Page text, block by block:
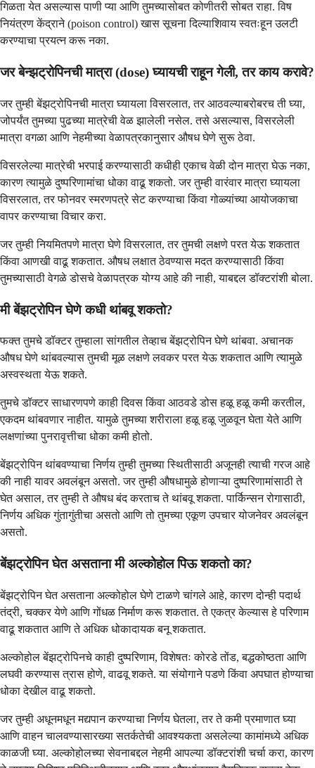
गिळता येत असल्यास पाणी प्या आणि तुमच्यासोबत कोणीतरी सोबत राहा. विष
नियंत्रण केंद्राने (poison control) खास सूचना दिल्याशिवाय स्वतःहून उलटी
करण्याचा प्रयत्न करू नका.
जर बेन्झट्रोपिनची मात्रा (dose) घ्यायची राहून गेली, तर काय करावे?
जर तुम्ही बेंझट्रोपिनची मात्रा घ्यायला विसरलात, तर आठवल्याबरोबरच ती घ्या,
जोपर्यंत तुमच्या पुढच्या मात्रेची वेळ झालेली नसेल. तसे असल्यास, विसरलेली
मात्रा वगळा आणि नेहमीच्या वेळापत्रकानुसार औषध घेणे सुरू ठेवा.
विसरलेल्या मात्रेची भरपाई करण्यासाठी कधीही एकाच वेळी दोन मात्रा घेऊ नका,
कारण त्यामुळे दुष्परिणामांचा धोका वाढू शकतो. जर तुम्ही वारंवार मात्रा घ्यायला
विसरलात, तर फोनवर स्मरणपत्रे सेट करण्याचा किंवा गोळ्यांच्या आयोजकाचा
वापर करण्याचा विचार करा.
जर तुम्ही नियमितपणे मात्रा घेणे विसरलात, तर तुमची लक्षणे परत येऊ शकतात
किंवा आणखी वाढू शकतात. औषध लक्षात ठेवण्यास मदत करण्यासाठी किंवा
तुमच्यासाठी वेगळे डोसचे वेळापत्रक योग्य आहे की नाही, याबद्दल डॉक्टरांशी बोला.
मी बेंझट्रोपिन घेणे कधी थांबवू शकतो?
फक्त तुमचे डॉक्टर तुम्हाला सांगतील तेव्हाच बेंझट्रोपिन घेणे थांबवा. अचानक
औषध घेणे थांबवल्यास तुमची मूळ लक्षणे लवकर परत येऊ शकतात आणि त्यामुळे
अस्वस्थता येऊ शकते.
तुमचे डॉक्टर साधारणपणे काही दिवस किंवा आठवडे डोस हळू हळू कमी करतील,
एकदम थांबवणार नाहीत. यामुळे तुमच्या शरीराला हळू हळू जुळवून घेता येते आणि
लक्षणांच्या पुनरावृत्तीचा धोका कमी होतो.
बेंझट्रोपिन थांबवण्याचा निर्णय तुम्ही तुमच्या स्थितीसाठी अजूनही त्याची गरज आहे
की नाही यावर अवलंबून असतो. जर तुम्ही औषधामुळे होणाऱ्या दुष्परिणामांसाठी ते
घेत असाल, तर तुम्ही ते औषध बंद करताच ते थांबवू शकता. पार्किन्सन रोगासाठी,
निर्णय अधिक गुंतागुंतीचा असतो आणि तो तुमच्या एकूण उपचार योजनेवर अवलंबून
असतो.
बेंझट्रोपिन घेत असताना मी अल्कोहोल पिऊ शकतो का?
बेंझट्रोपिन घेत असताना अल्कोहोल घेणे टाळणे चांगले आहे, कारण दोन्ही पदार्थ
तंद्री, चक्कर येणे आणि गोंधळ निर्माण करू शकतात. ते एकत्र केल्यास हे परिणाम
वाढू शकतात आणि ते अधिक धोकादायक बनू शकतात.
अल्कोहोल बेंझट्रोपिनचे काही दुष्परिणाम, विशेषतः कोरडे तोंड, बद्धकोष्ठता आणि
लघवी करण्यास त्रास होणे, वाढवू शकते. या संयोगाने पडणे किंवा अपघात होण्याचा
धोका देखील वाढू शकतो.
जर तुम्ही अधूनमधून मद्यपान करण्याचा निर्णय घेतला, तर ते कमी प्रमाणात घ्या
आणि वाहन चालवण्यासारख्या सतर्कतेची आवश्यकता असलेल्या कामांमध्ये अधिक
काळजी घ्या. अल्कोहोलच्या सेवनाबद्दल नेहमी आपल्या डॉक्टरांशी चर्चा करा, कारण